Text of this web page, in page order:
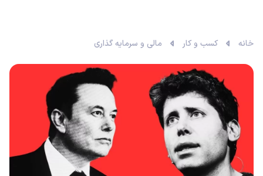
خانه کسب و کار مالی و سرمایه گذاری